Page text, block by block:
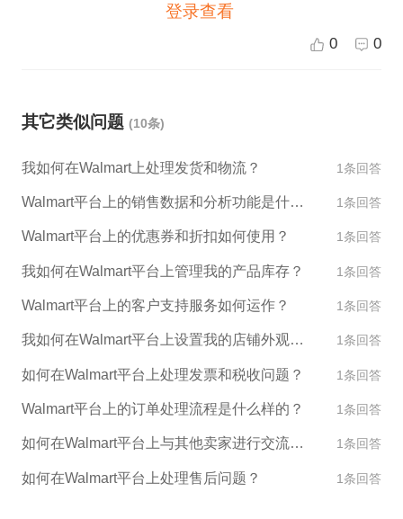
不够完备、产品品质问题、违反了平台的规定等。 2.
完善资料。如果被拒原因是资料不够完备，需要针对
符合Walmart的要求，确保申请成功。 4.重新申请。
证据和说明。 5.联系Walmart 支持。如果以上方法不
起作用，您可以联系Walmart支持团队以获取更多帮
慎准备和检查，以确保在提交申请之前已经充分满足
了Walmart入驻的要求。
登录查看
0 0
其它类似问题 (10条)
我如何在Walmart上处理发货和物流？ 1条回答
Walmart平台上的销售数据和分析功能是什么？ 1条回答
Walmart平台上的优惠券和折扣如何使用？ 1条回答
我如何在Walmart平台上管理我的产品库存？ 1条回答
Walmart平台上的客户支持服务如何运作？ 1条回答
我如何在Walmart平台上设置我的店铺外观和设计？ 1条回答
如何在Walmart平台上处理发票和税收问题？ 1条回答
Walmart平台上的订单处理流程是什么样的？ 1条回答
如何在Walmart平台上与其他卖家进行交流和合作？ 1条回答
如何在Walmart平台上处理售后问题？ 1条回答